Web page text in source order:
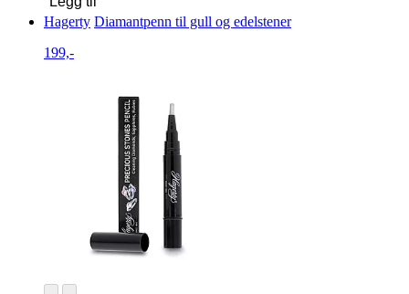
Hagerty Diamantpenn til gull og edelstener
199,-